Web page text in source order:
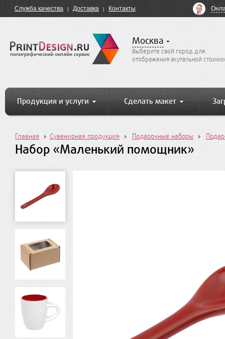
Служба качества Доставка Контакты
Москва
Выберите свой город для
отображения акутальной
Продукция и услуги Сделать макет
Главная Сувенирная продукция Подарочные наборы
Набор «Маленький помощник»